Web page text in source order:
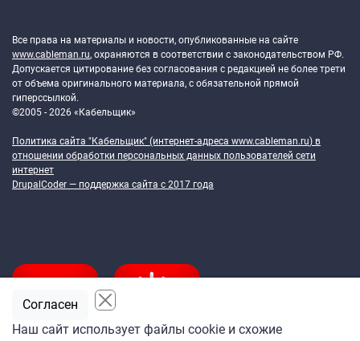
Все права на материалы и новости, опубликованные на сайте
www.cableman.ru, охраняются в соответствии с законодательством РФ.
Допускается цитирование без согласования с редакцией не более трети
от объема оригинального материала, с обязательной прямой
гиперссылкой.
©2005 - 2026 «Кабельщик»
Политика сайта "Кабельщик" (интернет-адреса www.cableman.ru) в
отношении обработки персональных данных пользователей сети
интернет
DrupalCoder — поддержка сайта c 2017 года
Наш сайт использует файлы cookie и схожие
Согласен